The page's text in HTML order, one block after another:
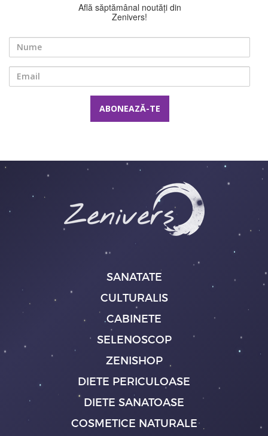
Află săptămânal noutăți din
Zenivers!
SANATATE
CULTURALIS
CABINETE
SELENOSCOP
ZENISHOP
DIETE PERICULOASE
DIETE SANATOASE
COSMETICE NATURALE